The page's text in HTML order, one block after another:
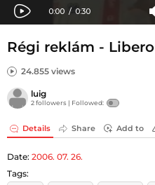
Régi reklám - Libero
24.855 views
luig
2 followers | Followed:
Details Share Add to
Date: 2006. 07. 26.
Tags: